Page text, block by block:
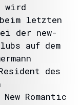
wird
beim letzten
der new-
auf dem
des
Romantic